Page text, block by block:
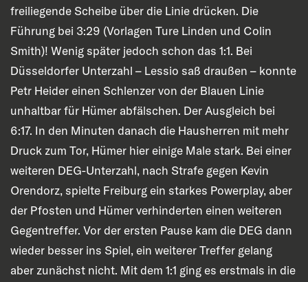
freiliegende Scheibe über die Linie drücken. Die
Führung bei 3:29 (Vorlagen Ture Linden und Colin
Smith)! Wenig später jedoch schon das 1:1. Bei
Düsseldorfer Unterzahl – Lessio saß draußen – konnte
Petr Heider einen Schlenzer von der Blauen Linie
unhaltbar für Hümer abfälschen. Der Ausgleich bei
6:17. In den Minuten danach die Hausherren mit mehr
Druck zum Tor, Hümer hier einige Male stark. Bei einer
weiteren DEG-Unterzahl, nach Strafe gegen Kevin
Orendorz, spielte Freiburg ein starkes Powerplay, aber
der Pfosten und Hümer verhinderten einen weiteren
Gegentreffer. Vor der ersten Pause kam die DEG dann
wieder besser ins Spiel, ein weiterer Treffer gelang
aber zunächst nicht. Mit dem 1:1 ging es erstmals in die